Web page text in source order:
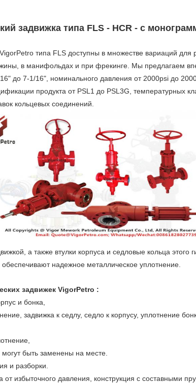
задвижка типа FLS - HCR - с
типа FLS доступны в множестве вариаций для
в манифольдах и при фрекинге. Мы предлагаем
до 7-1/16", номинального давления от 2000psi до
продукта от PSL1 до PSL3G, температурных
кольцевых соединений.
а также втулки корпуса и седловые кольца этого
надежное металлическое уплотнение.
задвижек VigorPetro :
и бонка,
задвижка к седлу, седло к корпусу, уплотнение
быть заменены на месте.
и разборки.
избыточного давления, конструкция с составными